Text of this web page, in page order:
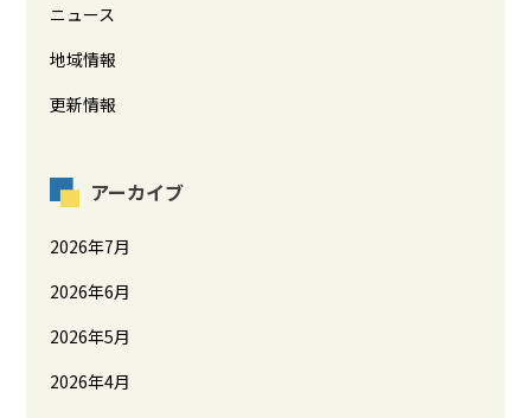
ニュース
地域情報
更新情報
アーカイブ
2026年7月
2026年6月
2026年5月
2026年4月